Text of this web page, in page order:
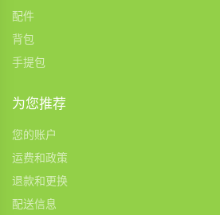
配件
背包
手提包
为您推荐
您的账户
运费和政策
退款和更换
配送信息